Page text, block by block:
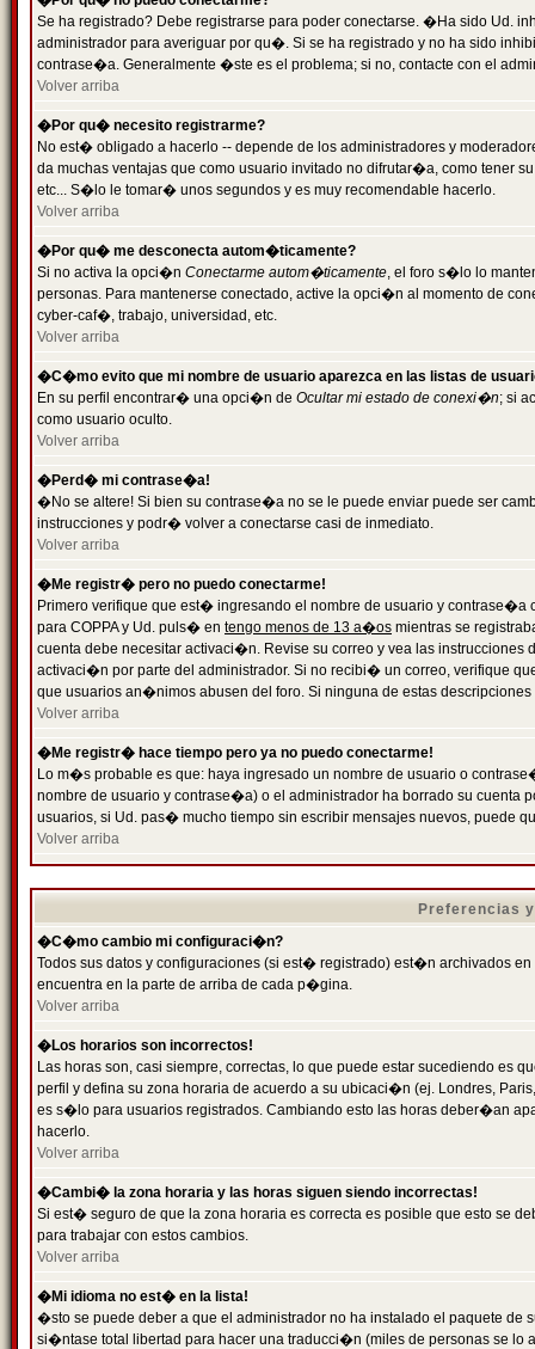
Se ha registrado? Debe registrarse para poder conectarse. �Ha sido Ud.
administrador para averiguar por qu�. Si se ha registrado y no ha sido
contrase�a. Generalmente �ste es el problema; si no, contacte con el
Volver arriba
�Por qu� necesito registrarme?
No est� obligado a hacerlo -- depende de los administradores y
da muchas ventajas que como usuario invitado no difrutar�a, como tener
etc... S�lo le tomar� unos segundos y es muy recomendable hacerlo.
Volver arriba
�Por qu� me desconecta autom�ticamente?
Si no activa la opci�n Conectarme autom�ticamente, el foro s�lo lo
personas. Para mantenerse conectado, active la opci�n al momento de
cyber-caf�, trabajo, universidad, etc.
Volver arriba
�C�mo evito que mi nombre de usuario aparezca en las listas de
En su perfil encontrar� una opci�n de Ocultar mi estado de conexi�n; si
como usuario oculto.
Volver arriba
�Perd� mi contrase�a!
�No se altere! Si bien su contrase�a no se le puede enviar puede ser
instrucciones y podr� volver a conectarse casi de inmediato.
Volver arriba
�Me registr� pero no puedo conectarme!
Primero verifique que est� ingresando el nombre de usuario y
para COPPA y Ud. puls� en tengo menos de 13 a�os mientras se
cuenta debe necesitar activaci�n. Revise su correo y vea las
activaci�n por parte del administrador. Si no recibi� un correo, verifique
que usuarios an�nimos abusen del foro. Si ninguna de estas
Volver arriba
�Me registr� hace tiempo pero ya no puedo conectarme!
Lo m�s probable es que: haya ingresado un nombre de usuario o
nombre de usuario y contrase�a) o el administrador ha borrado su
usuarios, si Ud. pas� mucho tiempo sin escribir mensajes nuevos, puede
Volver arriba
Preferencias
�C�mo cambio mi configuraci�n?
Todos sus datos y configuraciones (si est� registrado) est�n archivados
encuentra en la parte de arriba de cada p�gina.
Volver arriba
�Los horarios son incorrectos!
Las horas son, casi siempre, correctas, lo que puede estar sucediendo es
perfil y defina su zona horaria de acuerdo a su ubicaci�n (ej. Londres,
es s�lo para usuarios registrados. Cambiando esto las horas deber�an
hacerlo.
Volver arriba
�Cambi� la zona horaria y las horas siguen siendo incorrectas!
Si est� seguro de que la zona horaria es correcta es posible que esto se
para trabajar con estos cambios.
Volver arriba
�Mi idioma no est� en la lista!
�sto se puede deber a que el administrador no ha instalado el paquete
si�ntase total libertad para hacer una traducci�n (miles de personas se